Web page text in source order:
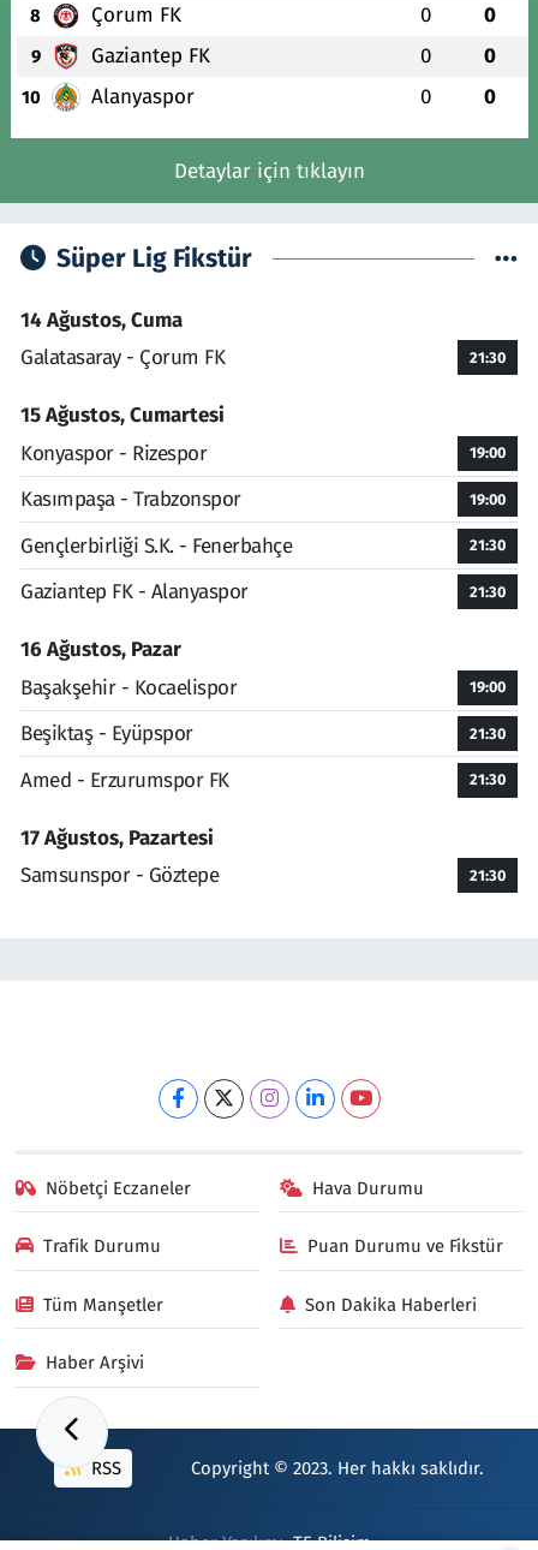
8 Çorum FK 0 0
9 Gaziantep FK 0 0
10 Alanyaspor 0 0
Detaylar için tıklayın
Süper Lig Fikstür
14 Ağustos, Cuma
Galatasaray - Çorum FK
21:30
15 Ağustos, Cumartesi
Konyaspor - Rizespor
19:00
Kasımpaşa - Trabzonspor 19:00
Gençlerbirliği S.K. - Fenerbahçe 21:30
Gaziantep FK - Alanyaspor 21:30
16 Ağustos, Pazar
Başakşehir - Kocaelispor
19:00
Beşiktaş - Eyüpspor 21:30
Amed - Erzurumspor FK 21:30
17 Ağustos, Pazartesi
Samsunspor - Göztepe
21:30
Nöbetçi Eczaneler Hava Durumu
Trafik Durumu Puan Durumu ve Fikstür
Tüm Manşetler Son Dakika Haberleri
Haber Arşivi
RSS Copyright © 2023. Her hakkı saklıdır.
Haber Yazılımı:TE Bilişim